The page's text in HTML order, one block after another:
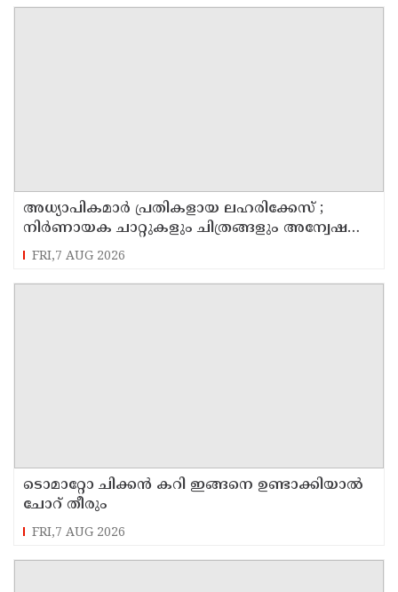
അധ്യാപികമാര്‍ പ്രതികളായ ലഹരിക്കേസ് ;
നിർണായക ചാറ്റുകളും ചിത്രങ്ങളും അന്വേഷണ
സംഘത്തിന്
FRI,7 AUG 2026
ടൊമാറ്റോ ചിക്കൻ കറി ഇങ്ങനെ ഉണ്ടാക്കിയാൽ
ചോറ് തീരും
FRI,7 AUG 2026